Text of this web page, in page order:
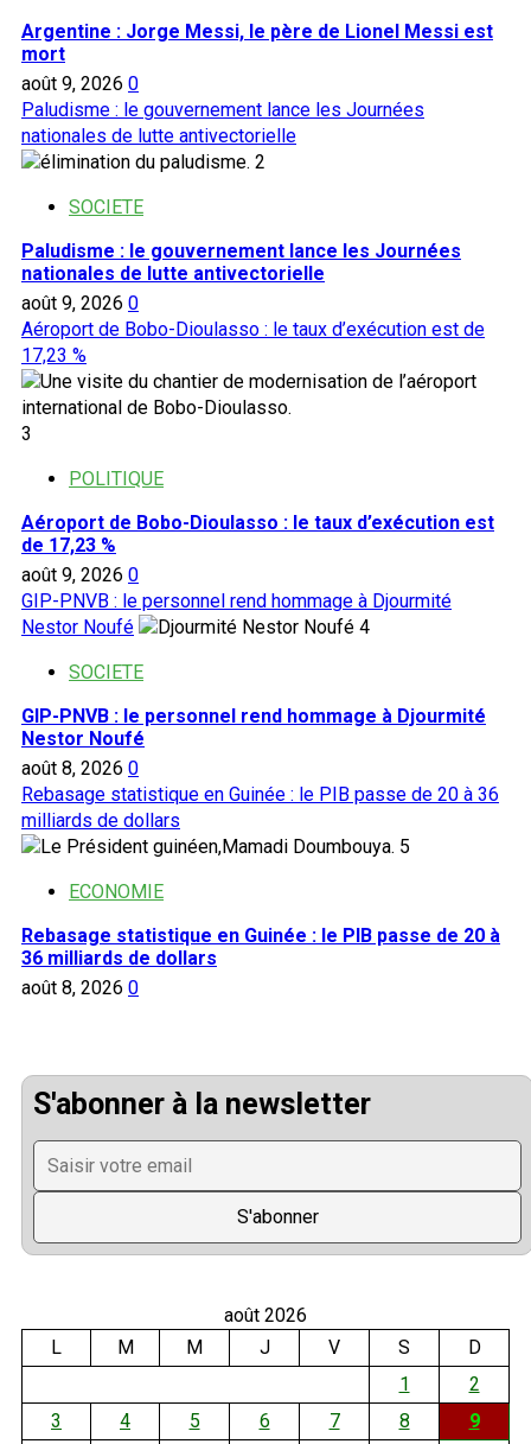
Argentine : Jorge Messi, le père de Lionel Messi est
mort
août 9, 2026 0
Paludisme : le gouvernement lance les Journées
nationales de lutte antivectorielle
2
SOCIETE
Paludisme : le gouvernement lance les Journées
nationales de lutte antivectorielle
août 9, 2026 0
Aéroport de Bobo-Dioulasso : le taux d’exécution est de
17,23 %
3
POLITIQUE
Aéroport de Bobo-Dioulasso : le taux d’exécution est
de 17,23 %
août 9, 2026 0
GIP-PNVB : le personnel rend hommage à Djourmité
Nestor Noufé
4
SOCIETE
GIP-PNVB : le personnel rend hommage à Djourmité
Nestor Noufé
août 8, 2026 0
Rebasage statistique en Guinée : le PIB passe de 20 à 36
milliards de dollars
5
ECONOMIE
Rebasage statistique en Guinée : le PIB passe de 20 à
36 milliards de dollars
août 8, 2026 0
S'abonner à la newsletter
août 2026
L
M M J V S
D
1
2
3
4 5 6 7 8
9